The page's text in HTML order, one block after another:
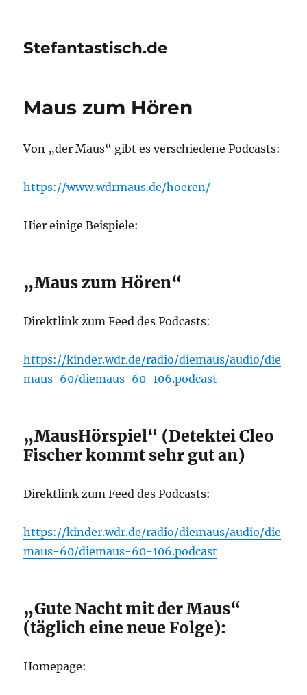
Stefantastisch.de
Maus zum Hören
Von „der Maus“ gibt es verschiedene Podcasts:
https://www.wdrmaus.de/hoeren/
Hier einige Beispiele:
„Maus zum Hören“
Direktlink zum Feed des Podcasts:
https://kinder.wdr.de/radio/diemaus/audio/die
maus-60/diemaus-60-106.podcast
„MausHörspiel“ (Detektei Cleo
Fischer kommt sehr gut an)
Direktlink zum Feed des Podcasts:
https://kinder.wdr.de/radio/diemaus/audio/die
maus-60/diemaus-60-106.podcast
„Gute Nacht mit der Maus“
(täglich eine neue Folge):
Homepage: